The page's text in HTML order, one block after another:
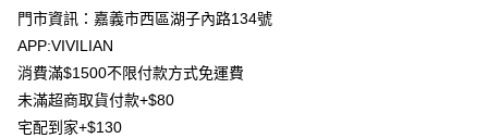
元大商業銀行
永豐商業銀行
台新國際商業銀行
台灣樂天信用卡公司
Google Pay
大哥付你分期
相關說明
【大哥付你分期使用說明】
1.本服務由台灣大哥大提供，台灣大哥大用戶可立即使用無須另外申請。
AFTEE先享後付
門市資訊：嘉義市西區湖子內路134號
APP:VIVILIAN
消費滿$1500不限付款方式免運費
未滿超商取貨付款+$80
宅配到家+$130